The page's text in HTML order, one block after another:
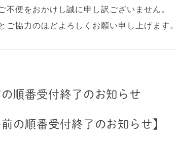
不便をおかけし誠に申し訳ございません。
ご協力のほどよろしくお願い申し上げます。
順番受付終了のお知らせ
前の順番受付終了のお知らせ】